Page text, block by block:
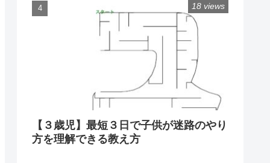
【３歳児】最短３日で子供が迷路のやり
方を理解できる教え方
18 views